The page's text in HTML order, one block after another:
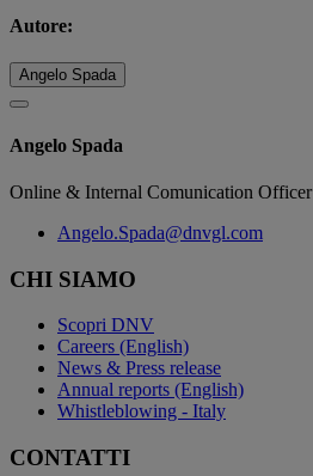
Autore:
Angelo Spada
Angelo Spada
Online & Internal Comunication Officer
Angelo.Spada@dnvgl.com
CHI SIAMO
Scopri DNV
Careers (English)
News & Press release
Annual reports (English)
Whistleblowing - Italy
CONTATTI